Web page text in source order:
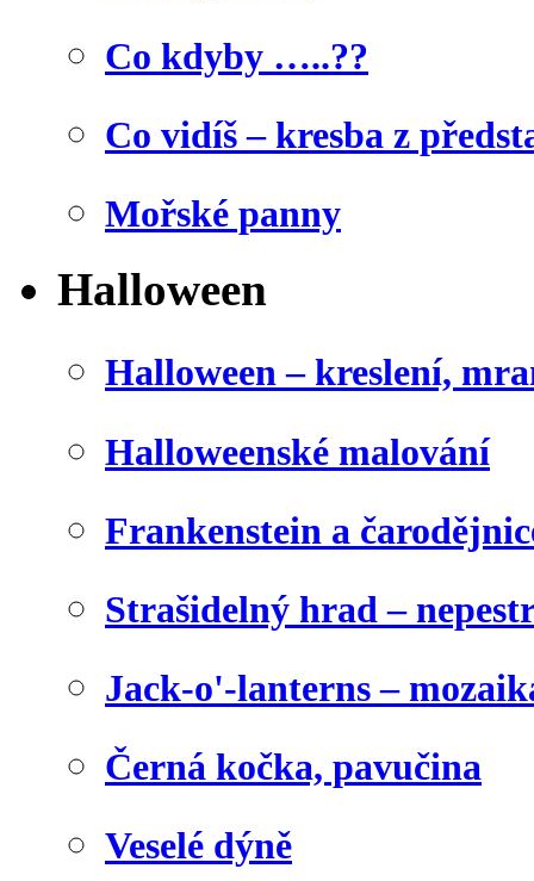
Co kdyby …..??
Co vidíš – kresba z
Mořské panny
Halloween
Halloween – kreslení,
Halloweenské malování
Frankenstein a
Strašidelný hrad –
Jack-o'-lanterns –
Černá kočka, pavučina
Veselé dýně